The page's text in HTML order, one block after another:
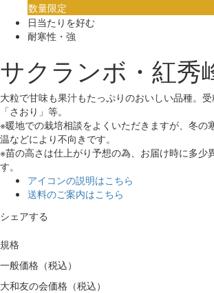
数量限定
日当たりを好む
耐寒性・強
サクランボ・紅秀
大粒で甘味も果汁もたっぷりのおいしい品種。受
「さおり」等。
※暖地での栽培相談をよくいただきますが、冬の
温などにより不向きです。
※苗の高さは仕上がり予想の為、お届け時に多少
す。
アイコンの説明はこちら
送料のご案内はこちら
シェアする
規格
一般価格（税込）
大和友の会価格（税込）